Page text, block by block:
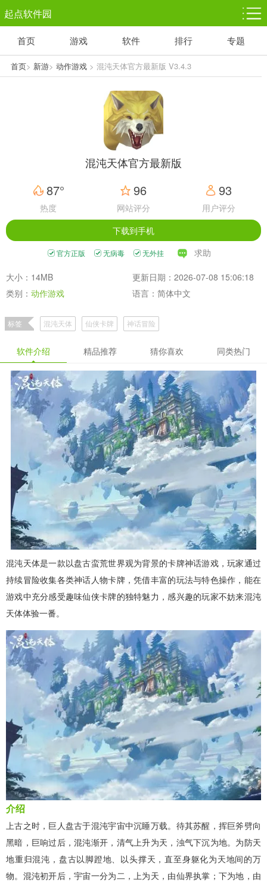
起点软件园
塔防游戏
1千+款游戏
休闲益智
1万+款游戏
体育竞技
5百+款游戏
赛车竞速
3百+款游戏
首页 游戏 软件 排行 专题
首页> 新游> 动作游戏> 混沌天体官方最新版 V3.4.3
混沌天体官方最新版
87°
热度
96
网站评分
93
用户评分
下载到手机
官方正版 无病毒 无外挂 求助
大小：14MB
更新日期：2026-07-08 15:06:18
类别： 动作游戏 语言：简体中文
标签 混沌天体 仙侠卡牌 神话冒险
软件介绍 精品推荐 猜你喜欢 同类热门
混沌天体是一款以盘古蛮荒世界观为背景的卡牌神话游戏，玩家通过
持续冒险收集各类神话人物卡牌，凭借丰富的玩法与特色操作，能在
游戏中充分感受趣味仙侠卡牌的独特魅力，感兴趣的玩家不妨来混沌
天体体验一番。
介绍
上古之时，巨人盘古于混沌宇宙中沉睡万载。待其苏醒，挥巨斧劈向
黑暗，巨响过后，混沌渐开，清气上升为天，浊气下沉为地。为防天
地重归混沌，盘古以脚蹬地、以头撑天，直至身躯化为天地间的万
物。混沌初开后，宇宙一分为二，上为天，由仙界执掌；下为地，由